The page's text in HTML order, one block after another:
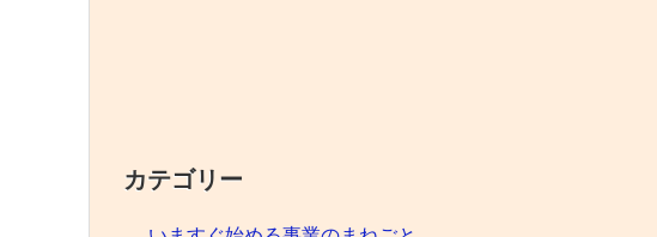
カテゴリー